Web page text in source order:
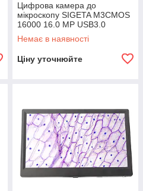
Цифрова камера до
мікроскопу SIGETA M3CMOS
16000 16.0 MP USB3.0
Немає в наявності
Ціну уточнюйте